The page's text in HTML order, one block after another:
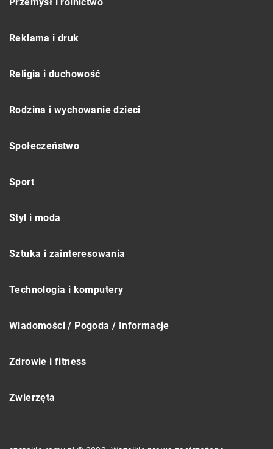
Reklama i druk
Religia i duchowość
Rodzina i wychowanie dzieci
Społeczeństwo
Sport
Styl i moda
Sztuka i zainteresowania
Technologia i komputery
Wiadomości / Pogoda / Informacje
Zdrowie i fitness
Zwierzęta